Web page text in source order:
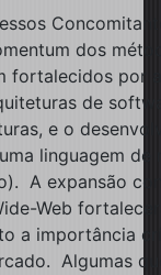
dos
fortalecidos por
de
e o
uma linguagem de
A expansão
Web
a importância
Algumas